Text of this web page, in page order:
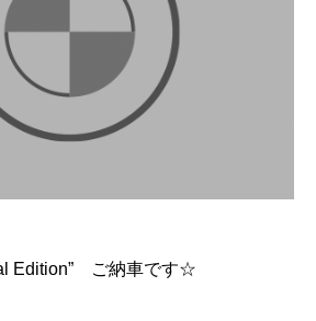
Edition” ご納車です☆